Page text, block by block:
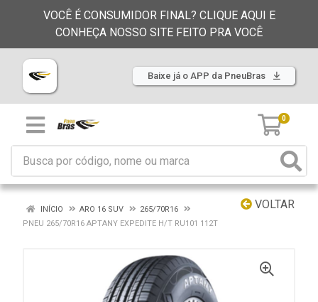
VOCÊ É CONSUMIDOR FINAL? CLIQUE AQUI E
CONHEÇA NOSSO SITE FEITO PRA VOCÊ
Baixe já o APP da PneuBras
0
VOLTAR
INÍCIO ARO 16 SUV
265/70R16
PNEU 265/70R16 APTANY EXPEDITE H/T RU101 112T